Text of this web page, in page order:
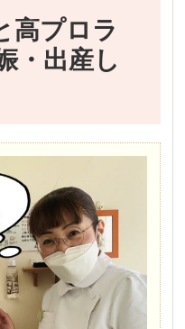
高プロラ
・出産し